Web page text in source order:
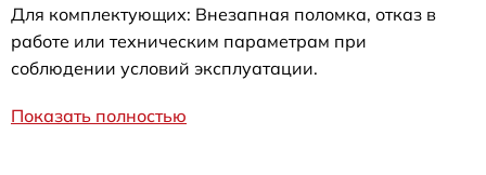
Для комплектующих: Внезапная поломка, отказ в
работе или техническим параметрам при
соблюдении условий эксплуатации.
Показать полностью